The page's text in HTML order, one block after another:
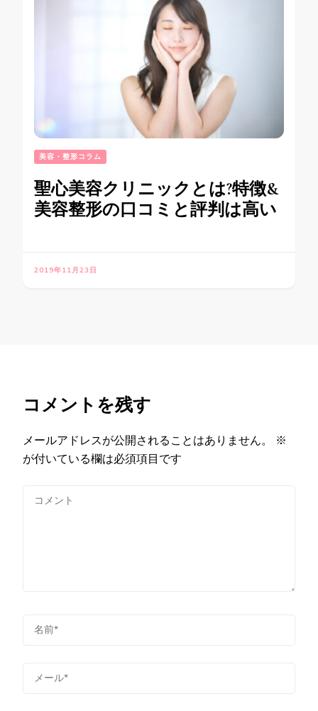
美容・整形コラム
聖心美容クリニックとは?特徴&
美容整形の口コミと評判は高い
2019年11月23日
コメントを残す
メールアドレスが公開されることはありません。
※
が付いている欄は必須項目です